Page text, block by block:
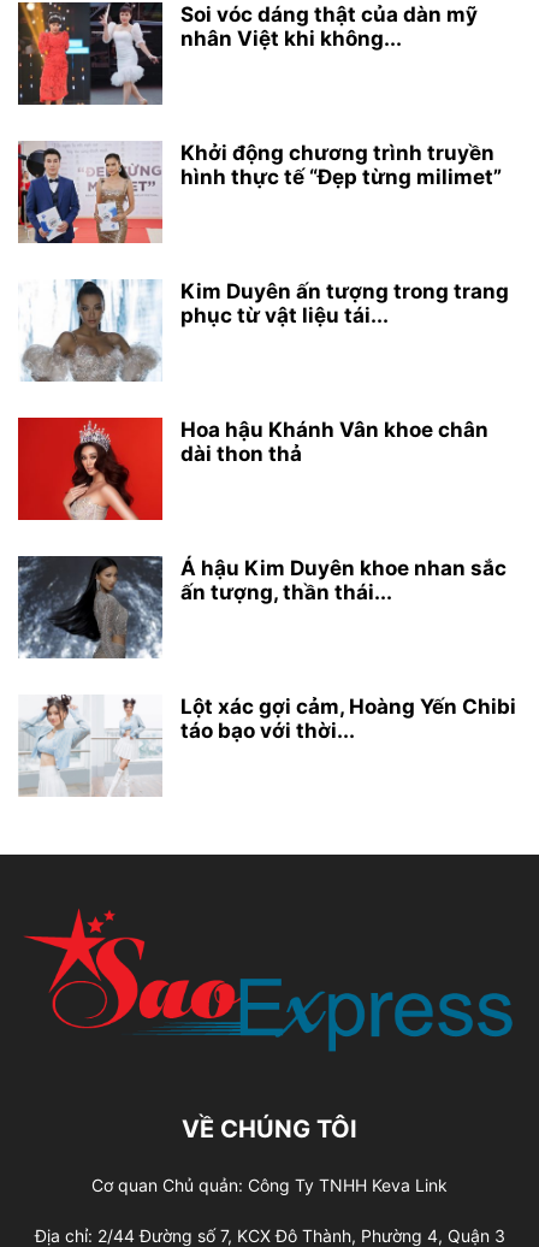
Soi vóc dáng thật của dàn mỹ
nhân Việt khi không...
Khởi động chương trình truyền
hình thực tế “Đẹp từng milimet”
Kim Duyên ấn tượng trong trang
phục từ vật liệu tái...
Hoa hậu Khánh Vân khoe chân
dài thon thả
Á hậu Kim Duyên khoe nhan sắc
ấn tượng, thần thái...
Lột xác gợi cảm, Hoàng Yến Chibi
táo bạo với thời...
VỀ CHÚNG TÔI
Cơ quan Chủ quản: Công Ty TNHH Keva Link
Địa chỉ: 2/44 Đường số 7, KCX Đô Thành, Phường 4, Quận 3